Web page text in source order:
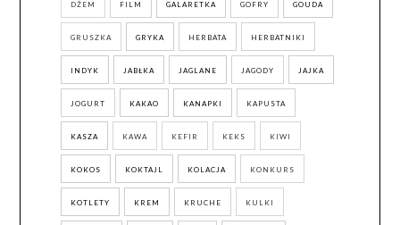
DŻEM FILM GALARETKA GOFRY GOUDA
GRUSZKA GRYKA HERBATA HERBATNIKI
INDYK JABŁKA JAGLANE JAGODY JAJKA
JOGURT KAKAO KANAPKI KAPUSTA
KASZA KAWA KEFIR KEKS KIWI
KOKOS KOKTAJL KOLACJA KONKURS
KOTLETY KREM KRUCHE KULKI